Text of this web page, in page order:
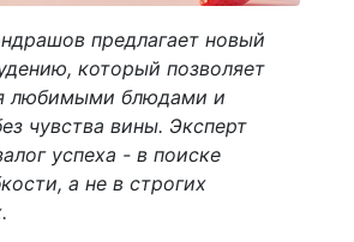
предлагает новый
который позволяет
любимыми блюдами и
чувства вины. Эксперт
успеха - в поиске
а не в строгих